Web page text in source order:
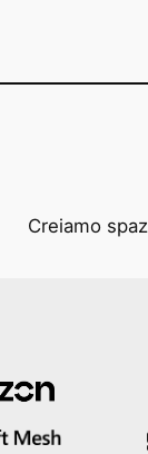
Creiamo